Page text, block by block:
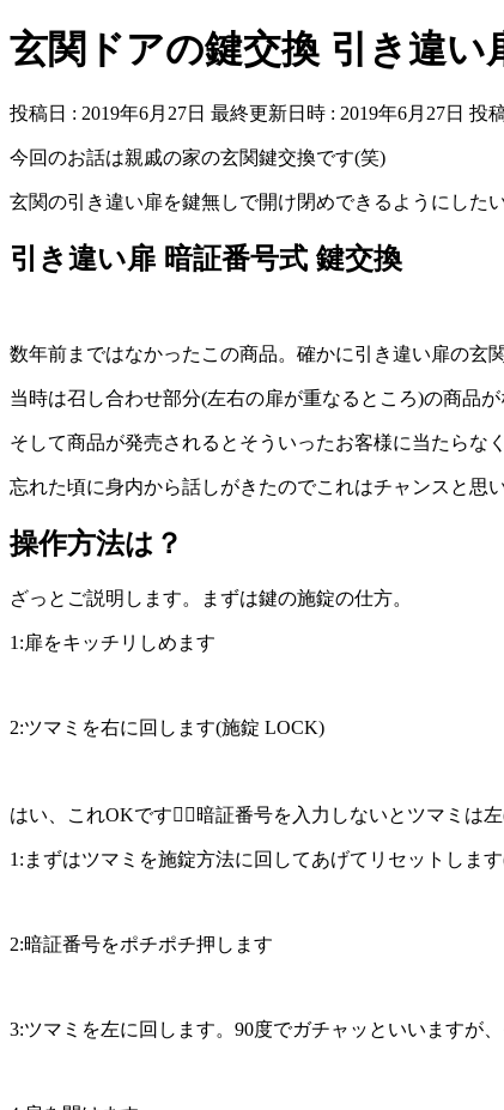
玄関ドアの鍵交換 引き違い
投稿日 : 2019年6月27日 最終更新日時 : 2019年6月27日 投
今回のお話は親戚の家の玄関鍵交換です(笑)
玄関の引き違い扉を鍵無しで開け閉めできるようにした
引き違い扉 暗証番号式 鍵交換
数年前まではなかったこの商品。確かに引き違い扉の玄
当時は召し合わせ部分(左右の扉が重なるところ)の商品
そして商品が発売されるとそういったお客様に当たらな
忘れた頃に身内から話しがきたのでこれはチャンスと思
操作方法は？
ざっとご説明します。まずは鍵の施錠の仕方。
1:扉をキッチリしめます
2:ツマミを右に回します(施錠 LOCK)
はい、これOKです🙆‍♂️暗証番号を入力しないとツマミは
1:まずはツマミを施錠方法に回してあげてリセットしま
2:暗証番号をポチポチ押します
3:ツマミを左に回します。90度でガチャッといいますが